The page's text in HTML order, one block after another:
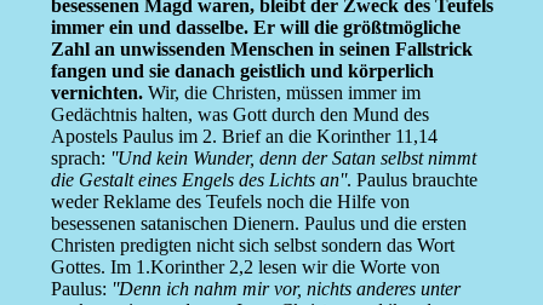
besessenen Magd waren, bleibt der Zweck des Teufels
immer ein und dasselbe. Er will die größtmögliche
Zahl an unwissenden Menschen in seinen Fallstrick
fangen und sie danach geistlich und körperlich
vernichten.Wir, die Christen, müssen immer im
Gedächtnis halten, was Gott durch den Mund des
Apostels Paulus im 2. Brief an die Korinther 11,14
sprach: ''Und kein Wunder, denn der Satan selbst nimmt
die Gestalt eines Engels des Lichts an''. Paulus brauchte
weder Reklame des Teufels noch die Hilfe von
besessenen satanischen Dienern. Paulus und die ersten
Christen predigten nicht sich selbst sondern das Wort
Gottes. Im 1.Korinther 2,2 lesen wir die Worte von
Paulus: ''Denn ich nahm mir vor, nichts anderes unter